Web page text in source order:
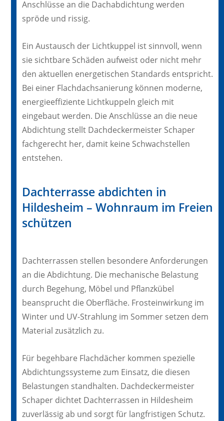
Anschlüsse an die Dachabdichtung werden
spröde und rissig.
Ein Austausch der Lichtkuppel ist sinnvoll, wenn
sie sichtbare Schäden aufweist oder nicht mehr
den aktuellen energetischen Standards entspricht.
Bei einer Flachdachsanierung können moderne,
energieeffiziente Lichtkuppeln gleich mit
eingebaut werden. Die Anschlüsse an die neue
Abdichtung stellt Dachdeckermeister Schaper
fachgerecht her, damit keine Schwachstellen
entstehen.
Dachterrasse abdichten in
Hildesheim – Wohnraum im Freien
schützen
Dachterrassen stellen besondere Anforderungen
an die Abdichtung. Die mechanische Belastung
durch Begehung, Möbel und Pflanzkübel
beansprucht die Oberfläche. Frosteinwirkung im
Winter und UV-Strahlung im Sommer setzen dem
Material zusätzlich zu.
Für begehbare Flachdächer kommen spezielle
Abdichtungssysteme zum Einsatz, die diesen
Belastungen standhalten. Dachdeckermeister
Schaper dichtet Dachterrassen in Hildesheim
zuverlässig ab und sorgt für langfristigen Schutz.